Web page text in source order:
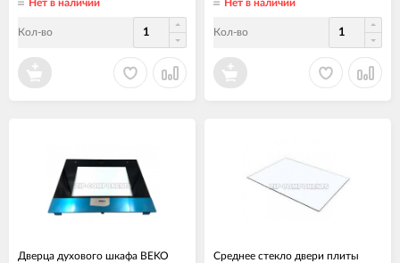
Нет в наличии
Кол-во
Нет в наличии
Кол-во
Дверца духового шкафа BEKO
Среднее стекло двери плиты